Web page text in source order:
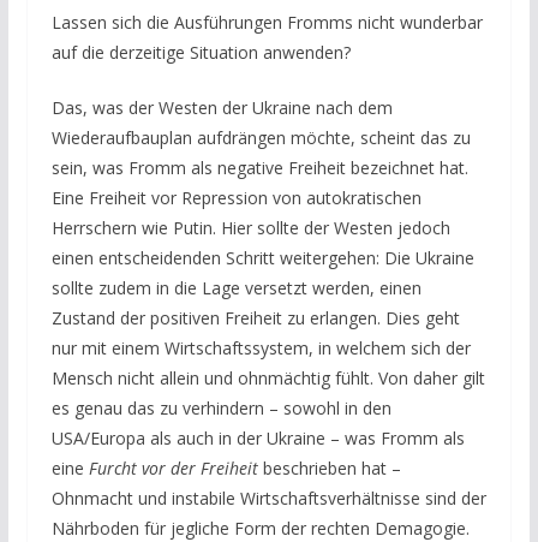
Lassen sich die Ausführungen Fromms nicht wunderbar
auf die derzeitige Situation anwenden?
Das, was der Westen der Ukraine nach dem
Wiederaufbauplan aufdrängen möchte, scheint das zu
sein, was Fromm als negative Freiheit bezeichnet hat.
Eine Freiheit vor Repression von autokratischen
Herrschern wie Putin. Hier sollte der Westen jedoch
einen entscheidenden Schritt weitergehen: Die Ukraine
sollte zudem in die Lage versetzt werden, einen
Zustand der positiven Freiheit zu erlangen. Dies geht
nur mit einem Wirtschaftssystem, in welchem sich der
Mensch nicht allein und ohnmächtig fühlt. Von daher gilt
es genau das zu verhindern – sowohl in den
USA/Europa als auch in der Ukraine – was Fromm als
eine Furcht vor der Freiheitbeschrieben hat –
Ohnmacht und instabile Wirtschaftsverhältnisse sind der
Nährboden für jegliche Form der rechten Demagogie.